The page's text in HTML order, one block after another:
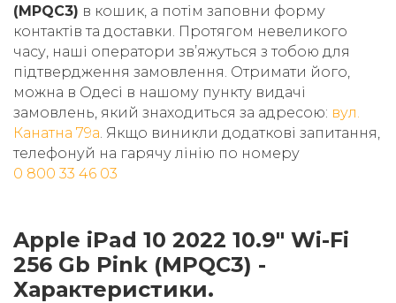
(MPQC3) в кошик, а потім заповни форму
контактів та доставки. Протягом невеликого
часу, наші оператори звʼяжуться з тобою для
підтвердження замовлення. Отримати його,
можна в Одесі в нашому пункту видачі
замовлень, який знаходиться за адресою: вул.
Канатна 79а . Якщо виникли додаткові запитання,
телефонуй на гарячу лінію по номеру
0 800 33 46 03
Apple iPad 10 2022 10.9" Wi-Fi
256 Gb Pink (MPQC3) -
Характеристики.